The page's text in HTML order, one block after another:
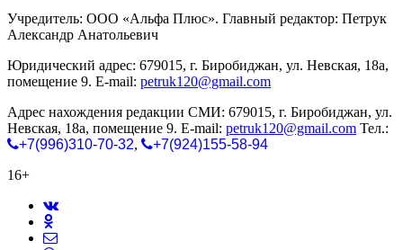
Учредитель: ООО «Альфа Плюс». Главный редактор: Петрук
Александр Анатольевич
Юридический адрес: 679015, г. Биробиджан, ул. Невская, 18а,
помещение 9. E-mail: petruk120@gmail.com
Адрес нахождения редакции СМИ: 679015, г. Биробиджан, ул.
Невская, 18а, помещение 9. E-mail: petruk120@gmail.com Тел.:
+7(996)310-70-32,
+7(924)155-58-94
16+